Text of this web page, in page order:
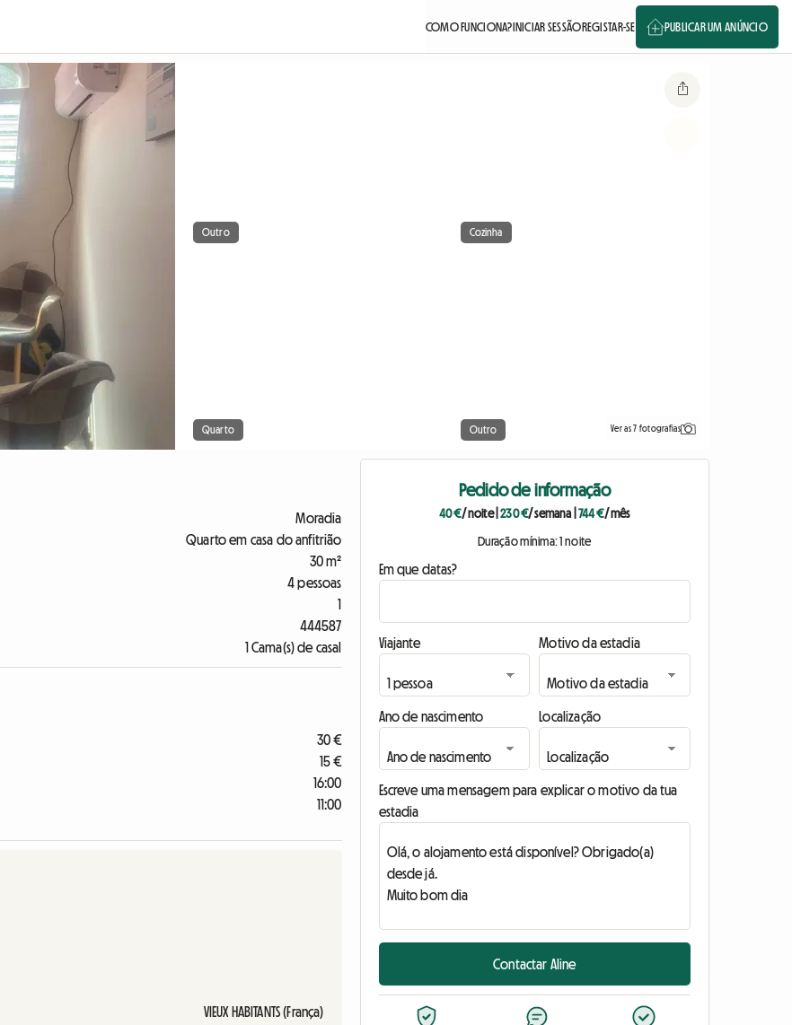
COMO FUNCIONA?INICIAR SESSÃOREGISTAR-SE PUBLICAR UM ANÚNCIO
Outro Cozinha
Quarto Outro Ver as 7 fotografias
Moradia
Quarto em casa do anfitrião
30 m²
4 pessoas
1
444587
1 Cama(s) de casal
30 €
15 €
16:00
11:00
VIEUX HABITANTS (França)
Pedido de informação
40 €/ noite|230 €/ semana 744 €/ mês
Duração mínima: 1 noite
Em que datas?
Viajante Motivo da estadia
Ano de nascimento Localização
Escreve uma mensagem para explicar o motivo da tua
estadia
Contactar Aline